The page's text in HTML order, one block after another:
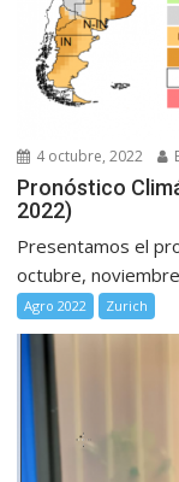
4 octubre, 2022
Pronóstico
2022)
Presentamos el
octubre,
Agro 2022 Zurich